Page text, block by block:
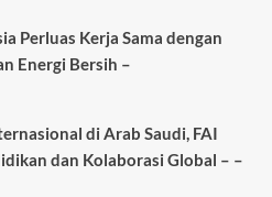
Perluas Kerja Sama dengan
Energi Bersih –
di Arab Saudi, FAI
dan Kolaborasi Global – –